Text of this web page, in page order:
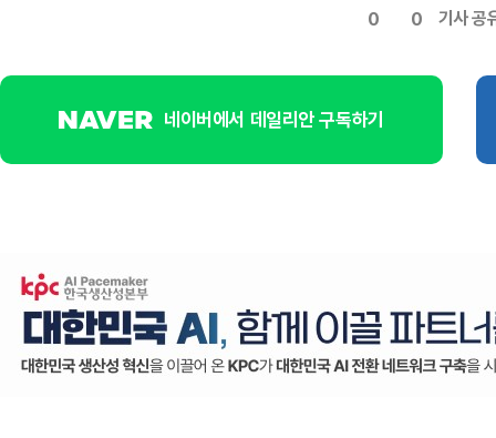
0 0 기사 공
네이버에서 데일리안 구독하기